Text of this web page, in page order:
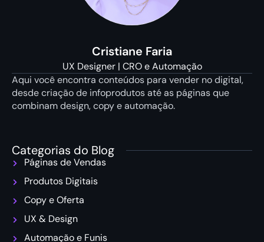
Cristiane Faria
UX Designer | CRO e Automação
Aqui você encontra conteúdos para vender no digital,
desde criação de infoprodutos até as páginas que
combinam design, copy e automação.
Categorias do Blog
Páginas de Vendas
Produtos Digitais
Copy e Oferta
UX & Design
Automação e Funis